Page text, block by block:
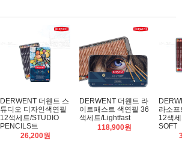
DERWENT 더웬트 스
튜디오 디자인색연필
12색세트/STUDIO
PENCILS트
26,200원
DERWENT 더웬트 라
이트패스트 색연필 36
색세트/Lightfast
118,900원
라소
12색
SOFT